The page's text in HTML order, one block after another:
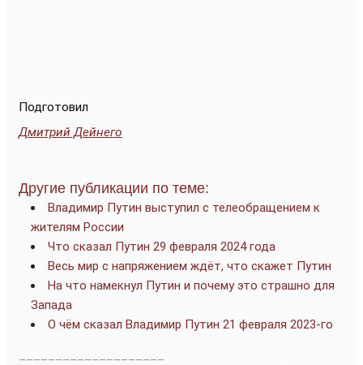
Подготовил
Дмитрий Дейнего
Другие публикации по теме:
Владимир Путин выступил с телеобращением к
жителям России
Что сказал Путин 29 февраля 2024 года
Весь мир с напряжением ждёт, что скажет Путин
На что намекнул Путин и почему это страшно для
Запада
О чём сказал Владимир Путин 21 февраля 2023-го